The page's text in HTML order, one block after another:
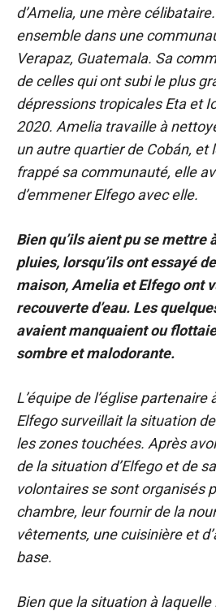
d’Amelia, une mère
ensemble dans une
Verapaz, Guatemala. Sa
de celles qui ont subi le plus
dépressions tropicales Eta et
2020. Amelia travaille à
un autre quartier de Cobán, et
frappé sa communauté, elle
d’emmener Elfego avec elle.
Bien qu’ils aient pu se mettre
pluies, lorsqu’ils ont essayé
maison, Amelia et Elfego ont
recouverte d’eau. Les
avaient manquaient ou
sombre et malodorante.
L’équipe de l’église
Elfego surveillait la situation
les zones touchées. Après
de la situation d’Elfego et de
volontaires se sont organisés
chambre, leur fournir de la
vêtements, une cuisinière et
base.
Bien que la situation à